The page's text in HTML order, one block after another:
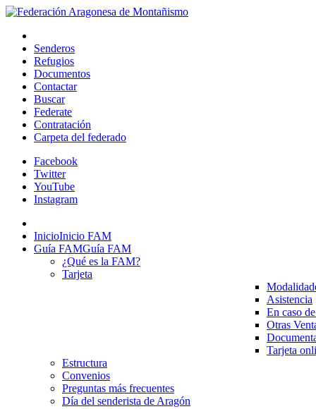
Senderos
Refugios
Documentos
Contactar
Buscar
Federate
Contratación
Carpeta del federado
Facebook
Twitter
YouTube
Instagram
InicioInicio FAM
Guía FAMGuía FAM
¿Qué es la FAM?
Tarjeta
Asistencia
En caso
Otras
Tarjeta
Estructura
Convenios
Preguntas más frecuentes
Día del senderista de Aragón